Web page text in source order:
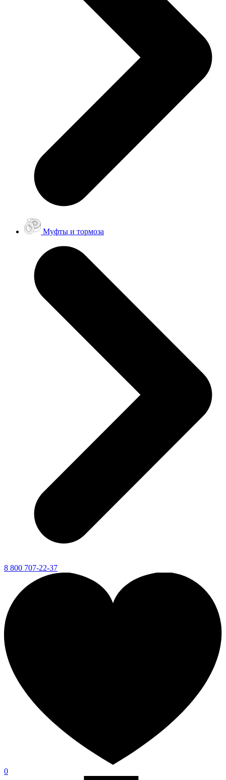
Муфты и тормоза
8 800 707-22-37
0